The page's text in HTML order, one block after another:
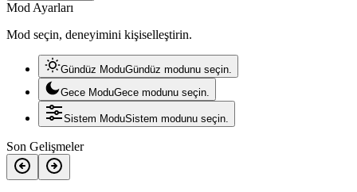
Mod Ayarları
Mod seçin, deneyimini kişiselleştirin.
Gündüz ModuGündüz modunu seçin.
Gece ModuGece modunu seçin.
Sistem ModuSistem modunu seçin.
Son Gelişmeler